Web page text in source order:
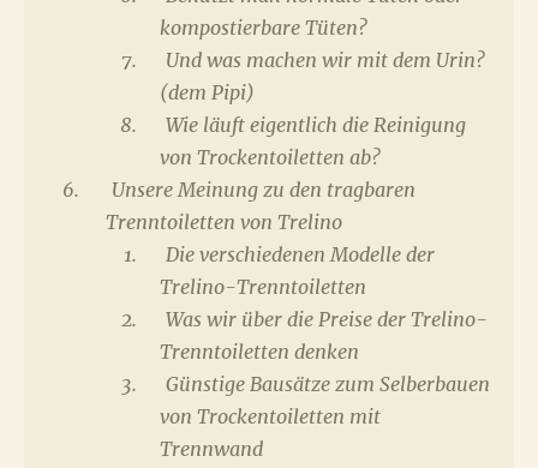
kompostierbare Tüten?
Und was machen wir mit dem Urin?
(dem Pipi)
Wie läuft eigentlich die Reinigung
von Trockentoiletten ab?
Unsere Meinung zu den tragbaren
Trenntoiletten von Trelino
Die verschiedenen Modelle der
Trelino-Trenntoiletten
Was wir über die Preise der Trelino-
Trenntoiletten denken
Günstige Bausätze zum Selberbauen
von Trockentoiletten mit
Trennwand